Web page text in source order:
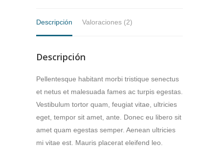
Descripción Valoraciones (2)
Descripción
Pellentesque habitant morbi tristique senectus
et netus et malesuada fames ac turpis egestas.
Vestibulum tortor quam, feugiat vitae, ultricies
eget, tempor sit amet, ante. Donec eu libero sit
amet quam egestas semper. Aenean ultricies
mi vitae est. Mauris placerat eleifend leo.